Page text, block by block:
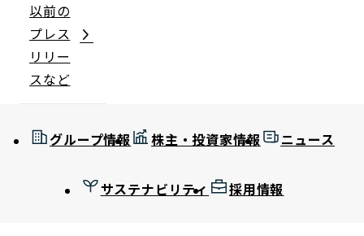
以前の
プレス
リリー
スなど
グループ情報 株主・投資家情報 ニュース
サステナビリティ 採用情報